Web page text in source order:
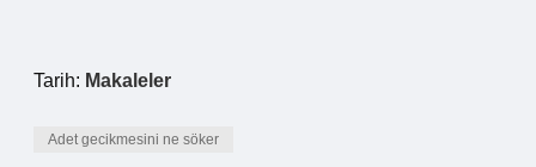
Tarih: Makaleler
Adet gecikmesini ne söker